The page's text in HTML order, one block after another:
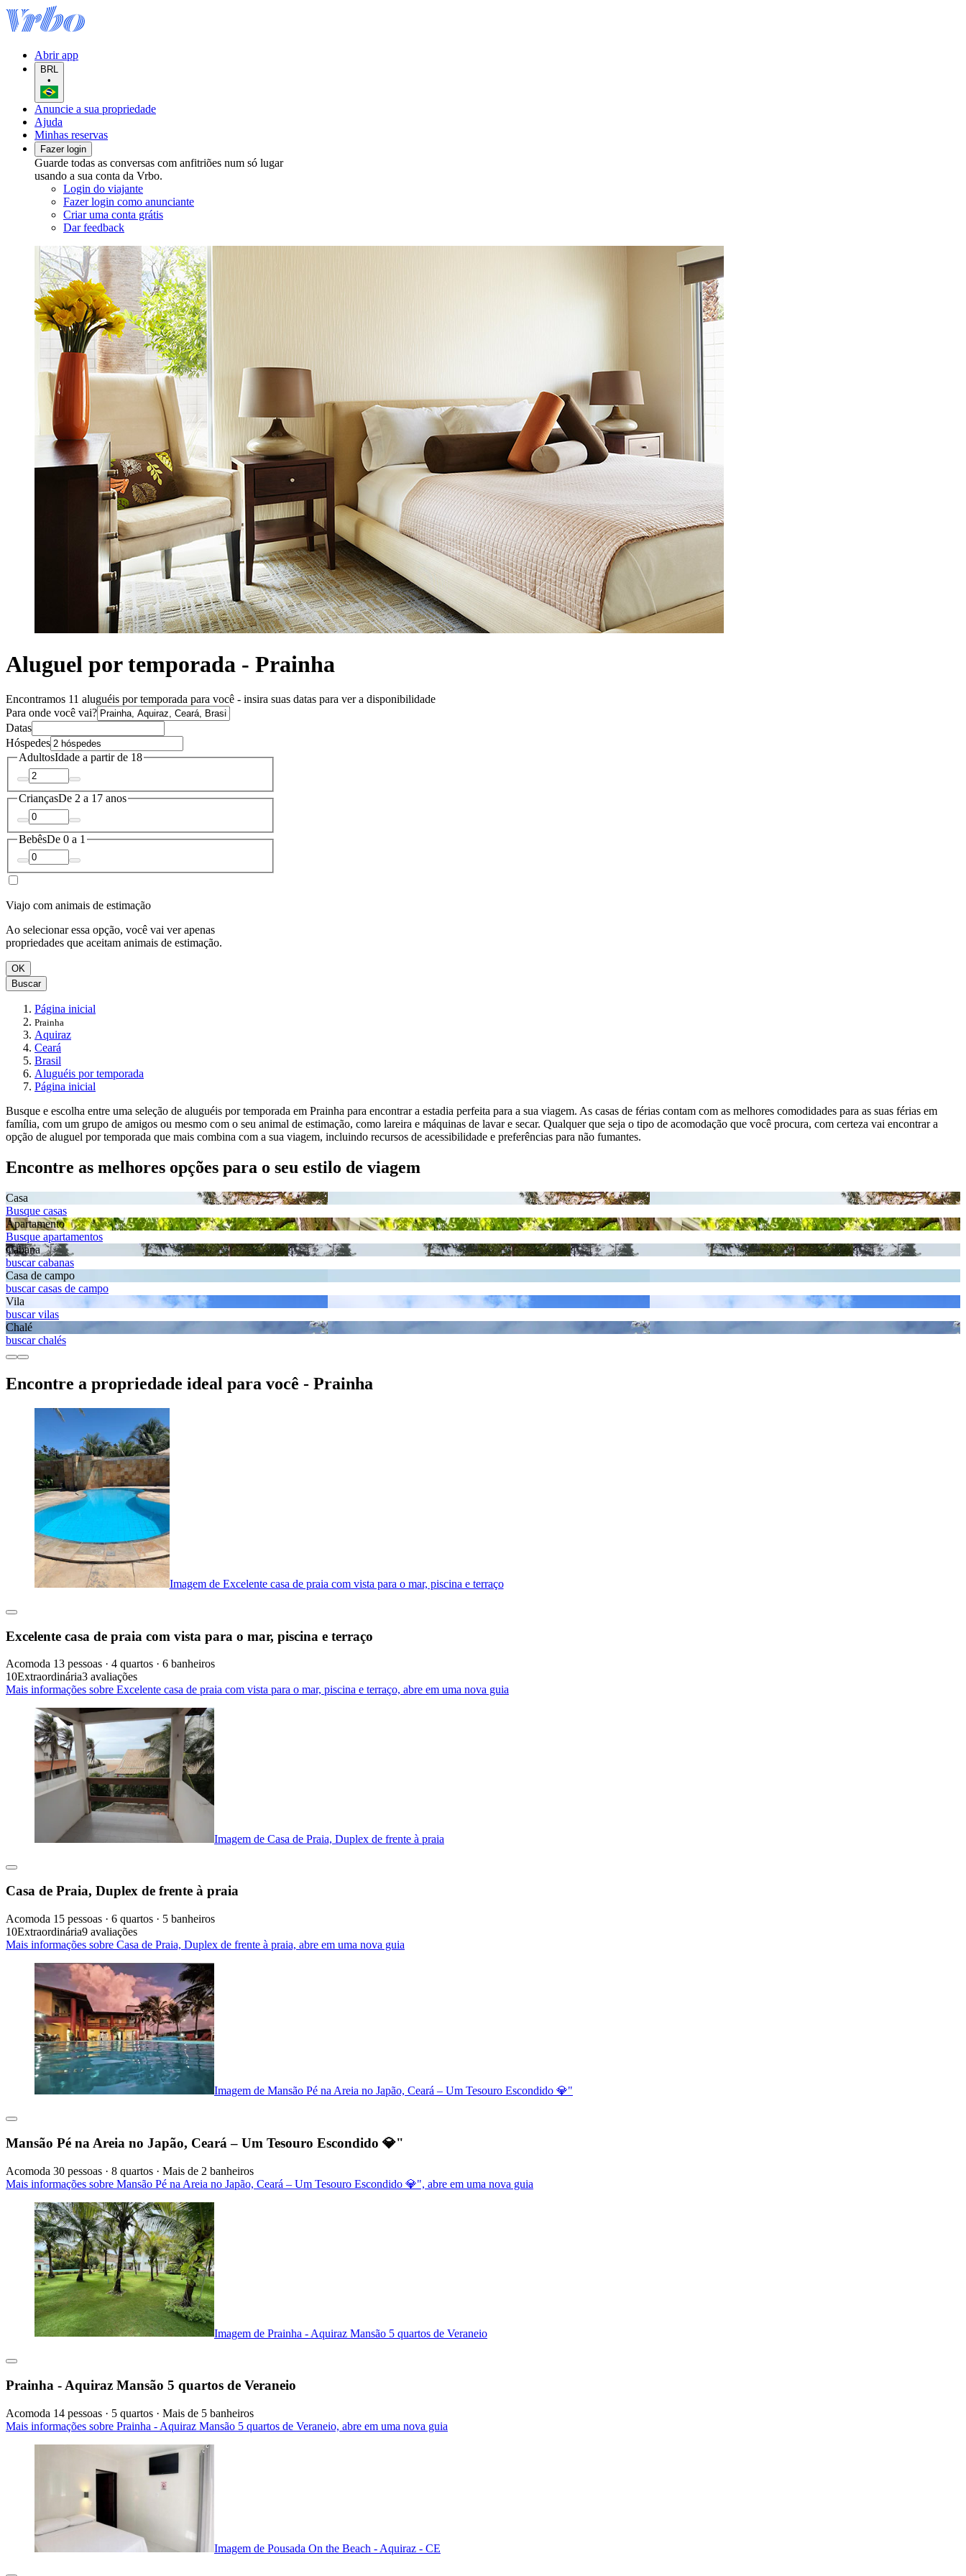
Abrir app
BRL
•
Anuncie a sua propriedade
Ajuda
Minhas reservas
Fazer login
Guarde todas as conversas com anfitriões num só lugar
usando a sua conta da Vrbo.
Login do viajante
Fazer login como anunciante
Criar uma conta grátis
Dar feedback
Aluguel por temporada - Prainha
Encontramos 11 aluguéis por temporada para você - insira suas datas para ver a disponibilidade
Para onde você vai?
Datas
Hóspedes
AdultosIdade a partir de 18
CriançasDe 2 a 17 anos
BebêsDe 0 a 1
Viajo com animais de estimação
Ao selecionar essa opção, você vai ver apenas
propriedades que aceitam animais de estimação.
OK
Buscar
Página inicial
Prainha
Aquiraz
Ceará
Brasil
Aluguéis por temporada
Página inicial
Busque e escolha entre uma seleção de aluguéis por temporada em Prainha para encontrar a estadia perfeita para a sua viagem. As casas de férias contam com as melhores comodidades para as suas férias em
família, com um grupo de amigos ou mesmo com o seu animal de estimação, como lareira e máquinas de lavar e secar. Qualquer que seja o tipo de acomodação que você procura, com certeza vai encontrar a
opção de aluguel por temporada que mais combina com a sua viagem, incluindo recursos de acessibilidade e preferências para não fumantes.
Encontre as melhores opções para o seu estilo de viagem
Casa
Busque casas
Apartamento
Busque apartamentos
Cabana
buscar cabanas
Casa de campo
buscar casas de campo
Vila
buscar vilas
Chalé
buscar chalés
Encontre a propriedade ideal para você - Prainha
Imagem de Excelente casa de praia com vista para o mar, piscina e terraço
Excelente casa de praia com vista para o mar, piscina e terraço
Acomoda 13 pessoas · 4 quartos · 6 banheiros
10Extraordinária3 avaliações
Mais informações sobre Excelente casa de praia com vista para o mar, piscina e terraço, abre em uma nova guia
Imagem de Casa de Praia, Duplex de frente à praia
Casa de Praia, Duplex de frente à praia
Acomoda 15 pessoas · 6 quartos · 5 banheiros
10Extraordinária9 avaliações
Mais informações sobre Casa de Praia, Duplex de frente à praia, abre em uma nova guia
Imagem de Mansão Pé na Areia no Japão, Ceará – Um Tesouro Escondido 💎"
Mansão Pé na Areia no Japão, Ceará – Um Tesouro Escondido 💎"
Acomoda 30 pessoas · 8 quartos · Mais de 2 banheiros
Mais informações sobre Mansão Pé na Areia no Japão, Ceará – Um Tesouro Escondido 💎", abre em uma nova guia
Imagem de Prainha - Aquiraz Mansão 5 quartos de Veraneio
Prainha - Aquiraz Mansão 5 quartos de Veraneio
Acomoda 14 pessoas · 5 quartos · Mais de 5 banheiros
Mais informações sobre Prainha - Aquiraz Mansão 5 quartos de Veraneio, abre em uma nova guia
Imagem de Pousada On the Beach - Aquiraz - CE